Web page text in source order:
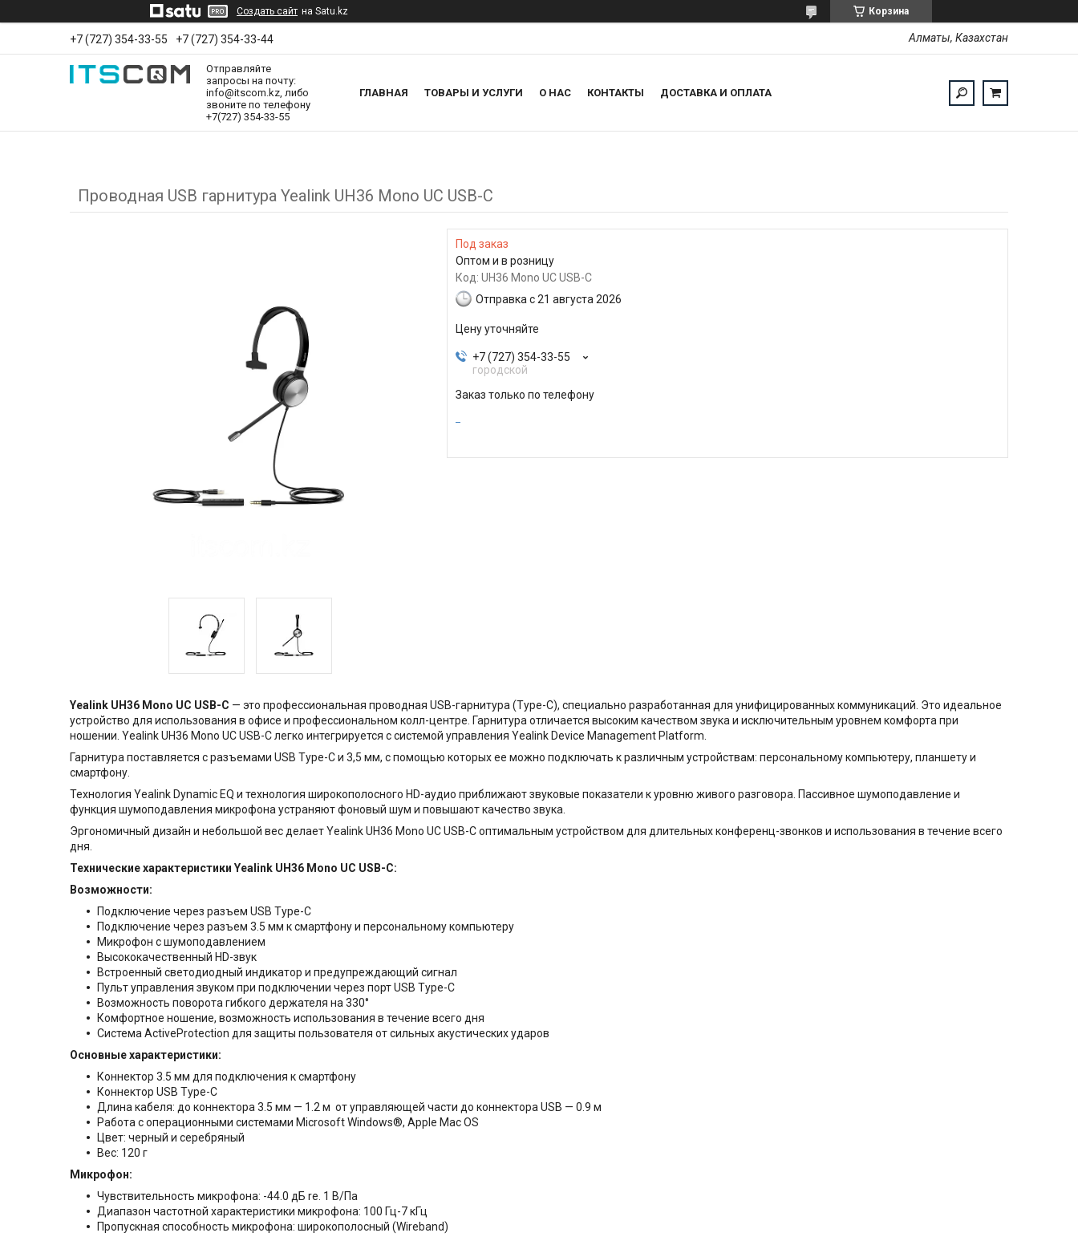
Создать сайт на Satu.kz Корзина
+7 (727) 354-33-55 +7 (727) 354-33-44 Алматы, Казахстан
Отправляйте
запросы на почту:
info@itscom.kz, либо
звоните по телефону
+7(727) 354-33-55
ГЛАВНАЯ ТОВАРЫ И УСЛУГИ О НАС КОНТАКТЫ ДОСТАВКА И ОПЛАТА
Проводная USB гарнитура Yealink UH36 Mono UC USB-C
Под заказ
Оптом и в розницу
Код: UH36 Mono UC USB-C
Отправка с 21 августа 2026
Цену уточняйте
+7 (727) 354-33-55
городской
Заказ только по телефону
Yealink UH36 Mono UC USB-C — это профессиональная проводная USB-гарнитура (Type-C), специально разработанная для унифицированных коммуникаций. Это идеальное
устройство для использования в офисе и профессиональном колл-центре. Гарнитура отличается высоким качеством звука и исключительным уровнем комфорта при
ношении. Yealink UH36 Mono UC USB-C легко интегрируется с системой управления Yealink Device Management Platform.
Гарнитура поставляется с разъемами USB Type-C и 3,5 мм, с помощью которых ее можно подключать к различным устройствам: персональному компьютеру, планшету и
смартфону.
Технология Yealink Dynamic EQ и технология широкополосного HD-аудио приближают звуковые показатели к уровню живого разговора. Пассивное шумоподавление и
функция шумоподавления микрофона устраняют фоновый шум и повышают качество звука.
Эргономичный дизайн и небольшой вес делает Yealink UH36 Mono UC USB-C оптимальным устройством для длительных конференц-звонков и использования в течение всего
дня.
Технические характеристики Yealink UH36 Mono UC USB-C:
Возможности:
Подключение через разъем USB Type-C
Подключение через разъем 3.5 мм к смартфону и персональному компьютеру
Микрофон с шумоподавлением
Высококачественный HD-звук
Встроенный светодиодный индикатор и предупреждающий сигнал
Пульт управления звуком при подключении через порт USB Type-C
Возможность поворота гибкого держателя на 330°
Комфортное ношение, возможность использования в течение всего дня
Система ActiveProtection для защиты пользователя от сильных акустических ударов
Основные характеристики:
Коннектор 3.5 мм для подключения к смартфону
Коннектор USB Type-C
Длина кабеля: до коннектора 3.5 мм — 1.2 м от управляющей части до коннектора USB — 0.9 м
Работа с операционными системами Microsoft Windows®, Apple Mac OS
Цвет: черный и серебряный
Вес: 120 г
Микрофон:
Чувствительность микрофона: -44.0 дБ re. 1 В/Па
Диапазон частотной характеристики микрофона: 100 Гц-7 кГц
Пропускная способность микрофона: широкополосный (Wireband)